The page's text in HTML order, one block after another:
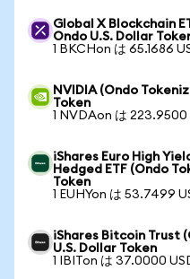
Global X Blockchain
Ondo U.S. Dollar
1 BKCHon は 65.1686
NVIDIA (Ondo
Token
1 NVDAon は 223.9500
iShares Euro High
Hedged ETF (Ondo
Token
1 EUHYon は 53.7499
iShares Bitcoin Trust
U.S. Dollar Token
1 IBITon は 37.0000